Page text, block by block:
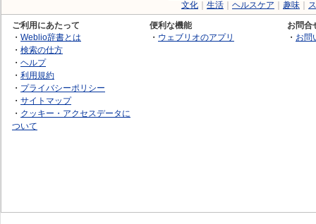
文化
生活 ヘルスケア 趣味
ご利用にあたって
・ Weblio辞書とは
・ 検索の仕方
・ ヘルプ
・ 利用規約
・ プライバシーポリシー
・ サイトマップ
・ クッキー・アクセスデータに
ついて
便利な機能
・ ウェブリオのアプリ
お問合
・ お問